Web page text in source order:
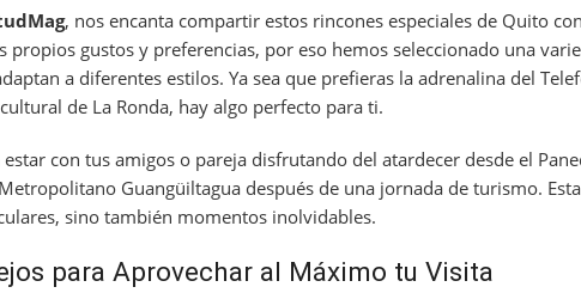
, nos encanta compartir estos rincones especiales de Quito
propios gustos y preferencias, por eso hemos seleccionado una
a diferentes estilos. Ya sea que prefieras la adrenalina del
de La Ronda, hay algo perfecto para ti.
estar con tus amigos o pareja disfrutando del atardecer desde el
Guangüiltagua después de una jornada de turismo.
sino también momentos inolvidables.
para Aprovechar al Máximo tu Visita